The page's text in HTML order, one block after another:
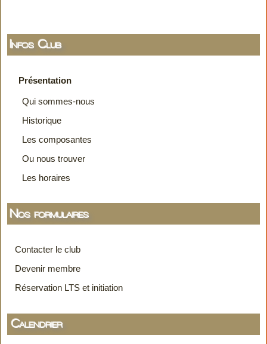
Infos Club
Présentation
Qui sommes-nous
Historique
Les composantes
Ou nous trouver
Les horaires
Nos formulaires
Contacter le club
Devenir membre
Réservation LTS et initiation
Calendrier